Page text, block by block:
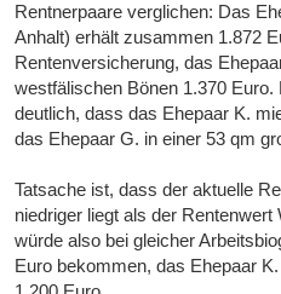
Rentnerpaare verglichen: Das
Anhalt) erhält zusammen 1.872
Rentenversicherung, das
westfälischen Bönen 1.370
deutlich, dass das Ehepaar K.
das Ehepaar G. in einer 53 qm
Tatsache ist, dass der aktuelle
niedriger liegt als der
würde also bei gleicher
Euro bekommen, das Ehepaar